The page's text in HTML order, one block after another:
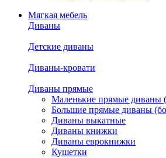
Мягкая мебель
Диваны
Детские диваны
Диваны-кровати
Диваны прямые
Маленькие прямые диваны
Большие прямые диваны
Диваны выкатные
Диваны книжки
Диваны еврокнижки
Кушетки